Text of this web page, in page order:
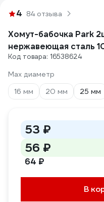
4 84 отзыва
Хомут-бабочка Park
нержавеющая сталь
Код товара: 16538624
Max диаметр
16 мм
20 мм 25 мм
53 ₽
56 ₽
64 ₽
В